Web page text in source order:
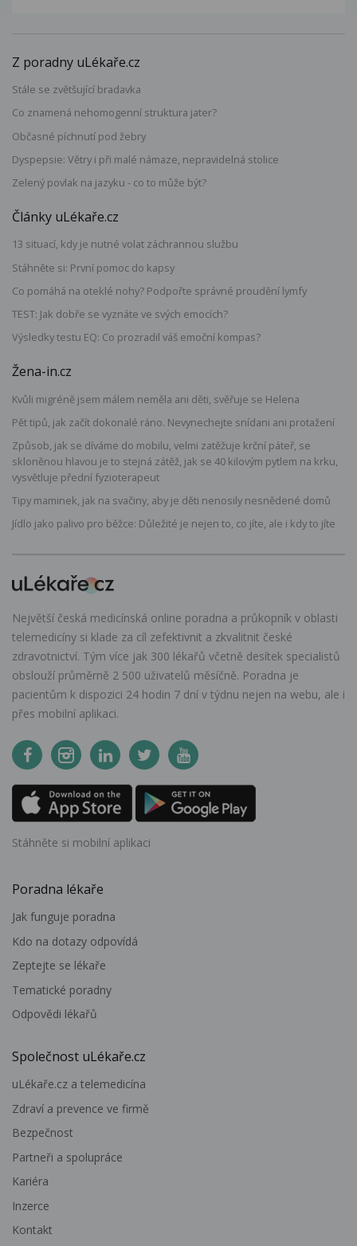
Z poradny uLékaře.cz
Stále se zvětšující bradavka
Co znamená nehomogenní struktura jater?
Občasné píchnutí pod žebry
Dyspepsie: Větry i při malé námaze, nepravidelná stolice
Zelený povlak na jazyku - co to může být?
Články uLékaře.cz
13 situací, kdy je nutné volat záchrannou službu
Stáhněte si: První pomoc do kapsy
Co pomáhá na oteklé nohy? Podpořte správné proudění lymfy
TEST: Jak dobře se vyznáte ve svých emocích?
Výsledky testu EQ: Co prozradil váš emoční kompas?
Žena-in.cz
Kvůli migréně jsem málem neměla ani děti, svěřuje se Helena
Pět tipů, jak začít dokonalé ráno. Nevynechejte snídani ani protažení
Způsob, jak se díváme do mobilu, velmi zatěžuje krční páteř, se
skloněnou hlavou je to stejná zátěž, jak se 40 kilovým pytlem na krku,
vysvětluje přední fyzioterapeut
Tipy maminek, jak na svačiny, aby je děti nenosily nesnědené domů
Jídlo jako palivo pro běžce: Důležité je nejen to, co jíte, ale i kdy to jíte
Největší česká medicínská online poradna a průkopník v oblasti
telemedicíny si klade za cíl zefektivnit a zkvalitnit české
zdravotnictví. Tým více jak 300 lékařů včetně desítek specialistů
obslouží průměrně 2 500 uživatelů měsíčně. Poradna je
pacientům k dispozici 24 hodin 7 dní v týdnu nejen na webu, ale i
přes mobilní aplikaci.
Stáhněte si mobilní aplikaci
Poradna lékaře
Jak funguje poradna
Kdo na dotazy odpovídá
Zeptejte se lékaře
Tematické poradny
Odpovědi lékařů
Společnost uLékaře.cz
uLékaře.cz a telemedicína
Zdraví a prevence ve firmě
Bezpečnost
Partneři a spolupráce
Kariéra
Inzerce
Kontakt